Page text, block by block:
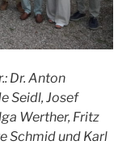
Dr. Anton
Seidl, Josef
Werther, Fritz
Schmid und Karl